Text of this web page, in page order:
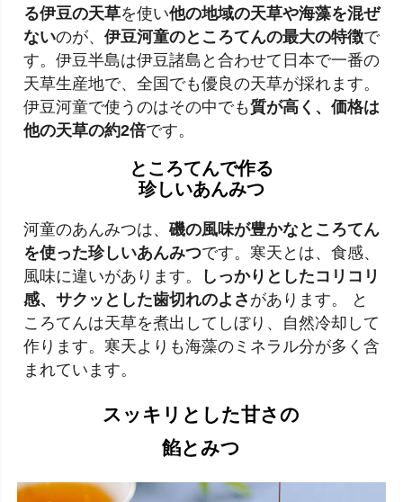
る伊豆の天草を使い他の地域の天草や海藻を混ぜ
ないのが、 伊豆河童のところてんの最大の特徴で
す。伊豆半島は伊豆諸島と合わせて日本で一番の
天草生産地で、全国でも優良の天草が採れます。
伊豆河童で使うのはその中でも質が高く、価格は
他の天草の約2倍です。
ところてんで作る
珍しいあんみつ
河童のあんみつは、 磯の風味が豊かなところてん
を使った珍しいあんみつです。寒天とは、食感、
風味に違いがあります。
しっかりとしたコリコリ
感、サクッとした歯切れのよさ があります。 と
ころてんは天草を煮出してしぼり、自然冷却して
作ります。寒天よりも海藻のミネラル分が多く含
まれています。
スッキリとした甘さの
餡とみつ